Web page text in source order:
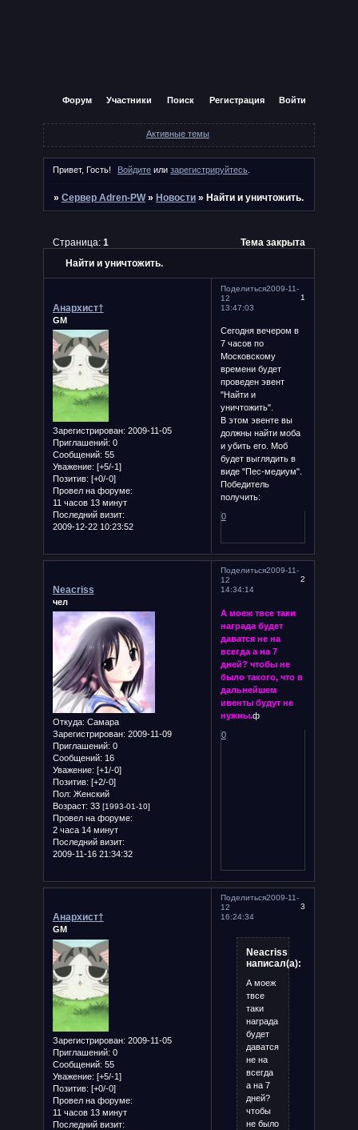
Форум Участники Поиск Регистрация Войти
Активные темы
Привет, Гость! Войдите илизарегистрируйтесь.
» Сервер Adren-PW » Новости » Найти и уничтожить.
Найти и уничтожить.
Страница: 1 Тема закрыта
Поделиться
1
2009-11-
12
13:47:03
Анархист†
GM
Зарегистрирован: 2009-11-05
Приглашений: 0
Сообщений: 55
Уважение: [+5/-1]
Позитив: [+0/-0]
Провел на форуме:
11 часов 13 минут
Последний визит:
2009-12-22 10:23:52
Сегодня вечером в
7 часов по
Московскому
времени будет
проведен эвент
"Найти и
уничтожить".
В этом эвенте вы
должны найти моба
и убить его. Моб
будет выглядить в
виде "Пес-медиум".
Победитель
получить:
0
Поделиться
2
2009-11-
12
14:34:14
Neacriss
чел
Откуда: Самара
Зарегистрирован: 2009-11-09
Приглашений: 0
Сообщений: 16
Уважение: [+1/-0]
Позитив: [+2/-0]
Пол: Женский
Возраст: 33 [1993-01-10]
Провел на форуме:
2 часа 14 минут
Последний визит:
2009-11-16 21:34:32
А моеж твсе таки
награда будет
даватся не на
всегда а на 7
дней? чтобы не
было такого, что в
дальнейшем
ивенты будут не
нужны.ф
0
Поделиться
3
2009-11-
12
16:24:34
Анархист†
GM
Зарегистрирован: 2009-11-05
Приглашений: 0
Сообщений: 55
Уважение: [+5/-1]
Позитив: [+0/-0]
Провел на форуме:
11 часов 13 минут
Последний визит:
Neacriss
написал(а):
А моеж
твсе
таки
награда
будет
даватся
не на
всегда
а на 7
дней?
чтобы
не было